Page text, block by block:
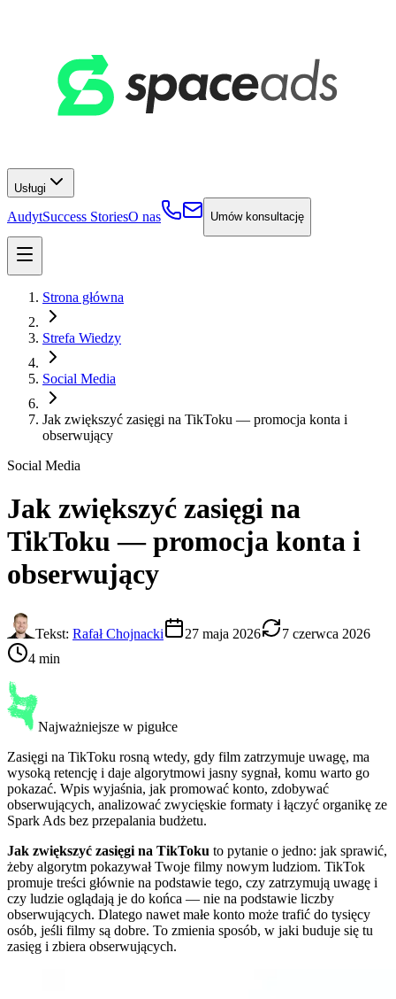
Usługi
AudytSuccess StoriesO nas Umów konsultację
Strona główna
Strefa Wiedzy
Social Media
Jak zwiększyć zasięgi na TikToku — promocja konta i
obserwujący
Social Media
Jak zwiększyć zasięgi na
TikToku — promocja konta i
obserwujący
Tekst: Rafał Chojnacki 27 maja 2026
7 czerwca 2026
4 min
Najważniejsze w pigułce
Zasięgi na TikToku rosną wtedy, gdy film zatrzymuje uwagę, ma
wysoką retencję i daje algorytmowi jasny sygnał, komu warto go
pokazać. Wpis wyjaśnia, jak promować konto, zdobywać
obserwujących, analizować zwycięskie formaty i łączyć organikę ze
Spark Ads bez przepalania budżetu.
Jak zwiększyć zasięgi na TikToku to pytanie o jedno: jak sprawić,
żeby algorytm pokazywał Twoje filmy nowym ludziom. TikTok
promuje treści głównie na podstawie tego, czy zatrzymują uwagę i
czy ludzie oglądają je do końca — nie na podstawie liczby
obserwujących. Dlatego nawet małe konto może trafić do tysięcy
osób, jeśli filmy są dobre. To zmienia sposób, w jaki buduje się tu
zasięg i zbiera obserwujących.